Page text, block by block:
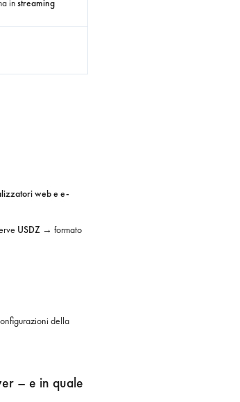
instreaming
web e e-
USDZ → formato
della
– e in quale